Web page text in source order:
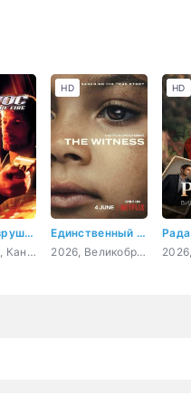
Макс – разрушитель: Кольцо огня
2006, США, Канада, Германия, боевик
Единственный свидетель
2026, Великобритания, США, драма, криминал
HD
Рада
HD